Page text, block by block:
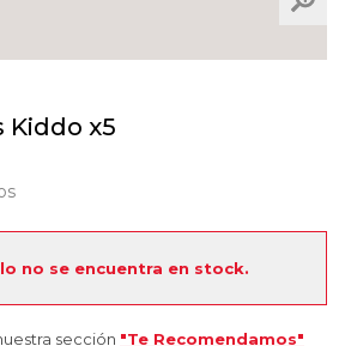
Kiddo x5
no se encuentra en stock.
sección "Te Recomendamos"